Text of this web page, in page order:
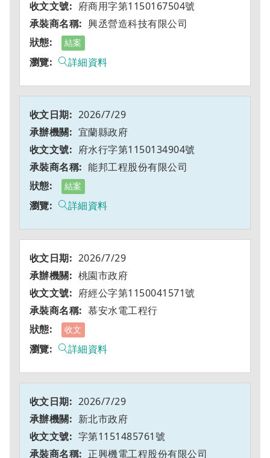
府商用字第1150167504號
興丞營造科技有限公司
結案
詳細資料
2026/7/29
宜蘭縣政府
府水行字第1150134904號
能邦工程股份有限公司
結案
詳細資料
2026/7/29
桃園市政府
府經公字第1150041571號
慕安水電工程行
收文
詳細資料
2026/7/29
新北市政府
字第1151485761號
正興機電工程股份有限公司